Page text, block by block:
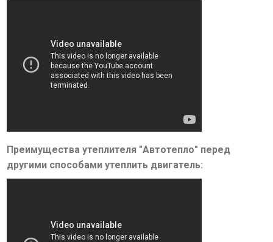
Преимущества утеплителя "Автотепло" перед
другими способами утеплить двигатель: